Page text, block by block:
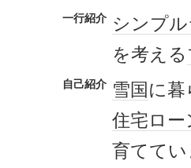
一行紹介 シンプ
を考える
自己紹介 雪国 に暮
住宅ロー
育てて